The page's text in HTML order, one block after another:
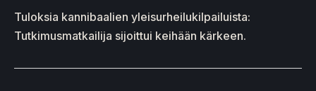
Tuloksia kannibaalien yleisurheilukilpailuista:
Tutkimusmatkailija sijoittui keihään kärkeen.